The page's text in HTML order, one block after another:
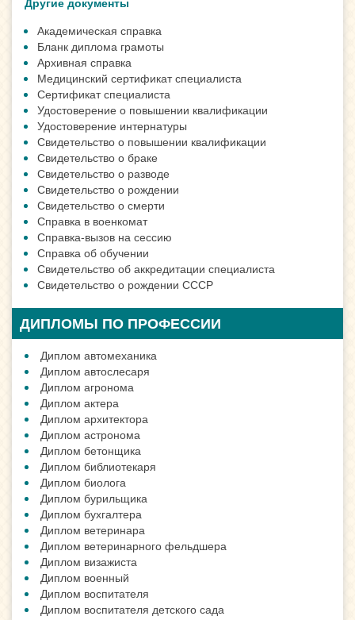
Академическая справка
Бланк диплома грамоты
Архивная справка
Медицинский сертификат специалиста
Сертификат специалиста
Удостоверение о повышении квалификации
Удостоверение интернатуры
Свидетельство о повышении квалификации
Свидетельство о браке
Свидетельство о разводе
Свидетельство о рождении
Свидетельство о смерти
Справка в военкомат
Справка-вызов на сессию
Справка об обучении
Свидетельство об аккредитации специалиста
Свидетельство о рождении СССР
ДИПЛОМЫ ПО ПРОФЕССИИ
Диплом автомеханика
Диплом автослесаря
Диплом агронома
Диплом актера
Диплом архитектора
Диплом астронома
Диплом бетонщика
Диплом библиотекаря
Диплом биолога
Диплом бурильщика
Диплом бухгалтера
Диплом ветеринара
Диплом ветеринарного фельдшера
Диплом визажиста
Диплом военный
Диплом воспитателя
Диплом воспитателя детского сада